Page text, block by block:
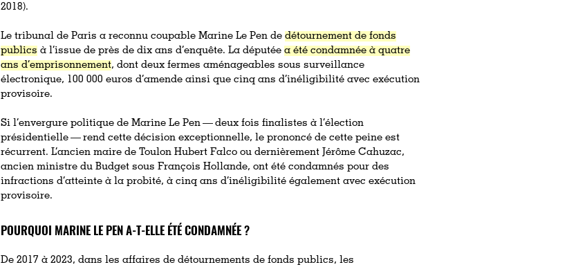
2018).
Le tribunal de Paris a reconnu coupable Marine Le Pen dedétournement de fonds
publics à l’issue de près de dix ans d’enquête. La députéea été condamnée à quatre
ans d’emprisonnement, dont deux fermes aménageables sous surveillance
électronique, 100 000 euros d’amende ainsi que cinq ans d’inéligibilité avec exécution
provisoire.
Si l’envergure politique de Marine Le Pen — deux fois finalistes à l’élection
présidentielle — rend cette décision exceptionnelle, le prononcé de cette peine est
récurrent. L’ancien maire de Toulon Hubert Falco ou dernièrement Jérôme Cahuzac,
ancien ministre du Budget sous François Hollande, ont été condamnés pour des
infractions d’atteinte à la probité, à cinq ans d’inéligibilité également avec exécution
provisoire.
POURQUOI MARINE LE PEN A-T-ELLE ÉTÉ CONDAMNÉE ?
De 2017 à 2023, dans les affaires de détournements de fonds publics, les